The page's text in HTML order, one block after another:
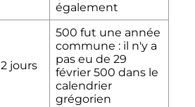
également
2 jours
500 fut une année
commune : il n'y a
pas eu de 29
février 500 dans le
calendrier
grégorien